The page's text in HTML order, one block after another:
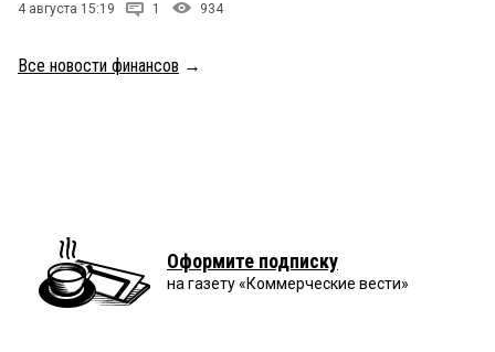
4 августа 15:19 1 934
Все новости финансов →
Оформите подписку
на газету «Коммерческие вести»